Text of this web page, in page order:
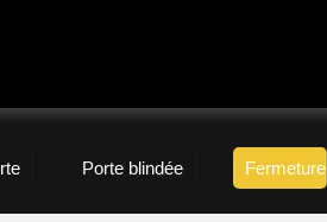
Porte blindée Fermeture